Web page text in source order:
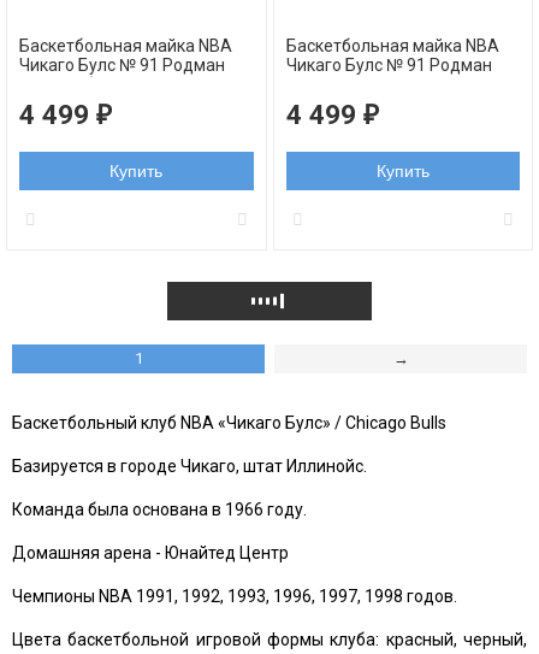
Баскетбольная майка NBA
Чикаго Булс № 91 Родман
RETRO
4 499 ₽
Купить
Баскетбольная майка NBA
Чикаго Булс № 91 Родман
swingman RETRO
4 499 ₽
Купить
1 →
Баскетбольный клуб NBA «Чикаго Булс» / Chicago Bulls
Базируется в городе Чикаго, штат Иллинойс.
Команда была основана в 1966 году.
Домашняя арена - Юнайтед Центр
Чемпионы NBA 1991, 1992, 1993, 1996, 1997, 1998 годов.
Цвета баскетбольной игровой формы клуба: красный, черный,